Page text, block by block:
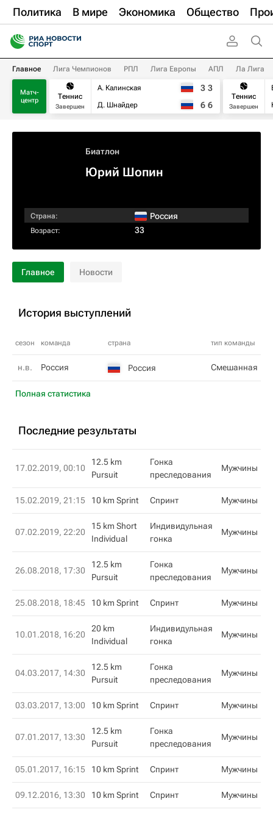
Политика В мире Экономика Общество
Главное Лига Чемпионов РПЛ Лига Европы АПЛ Ла Лига
Матч-
центр
Теннис
Завершен
А. Калинская
Д. Шнайдер
3 3
6 6
Теннис
Завершен
Биатлон
Юрий Шопин
Страна: Россия
Возраст: 33
Главное Новости
История выступлений
сезон команда страна тип команды
Полная статистика
н.в. Россия Россия Смешанная
Последние результаты
17.02.2019, 00:10
12.5 km
Pursuit
Гонка
преследования
Мужчины
15.02.2019, 21:15 10 km Sprint Спринт Мужчины
07.02.2019, 22:20
15 km Short
Individual
Индивидульная
гонка
Мужчины
26.08.2018, 17:30
12.5 km
Pursuit
Гонка
преследования
Мужчины
25.08.2018, 18:45 10 km Sprint Спринт Мужчины
10.01.2018, 16:20
20 km
Individual
Индивидульная
гонка
Мужчины
04.03.2017, 14:30
12.5 km
Pursuit
Гонка
преследования
Мужчины
03.03.2017, 13:00 10 km Sprint Спринт Мужчины
07.01.2017, 13:30
12.5 km
Pursuit
Гонка
преследования
Мужчины
05.01.2017, 16:15 10 km Sprint Спринт Мужчины
09.12.2016, 13:30 10 km Sprint Спринт Мужчины